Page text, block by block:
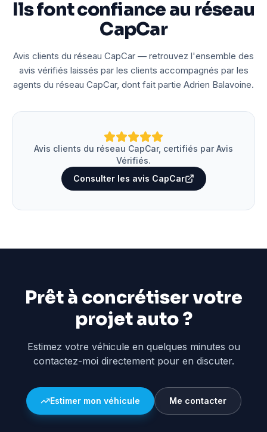
Ils font confiance au réseau
CapCar
Avis clients du réseau CapCar — retrouvez l'ensemble des
avis vérifiés laissés par les clients accompagnés par les
agents du réseau CapCar, dont fait partie Adrien Balavoine.
Avis clients du réseau CapCar, certifiés par Avis
Vérifiés.
Consulter les avis CapCar
Prêt à concrétiser votre
projet auto ?
Estimez votre véhicule en quelques minutes ou
contactez-moi directement pour en discuter.
Estimer mon véhicule Me contacter